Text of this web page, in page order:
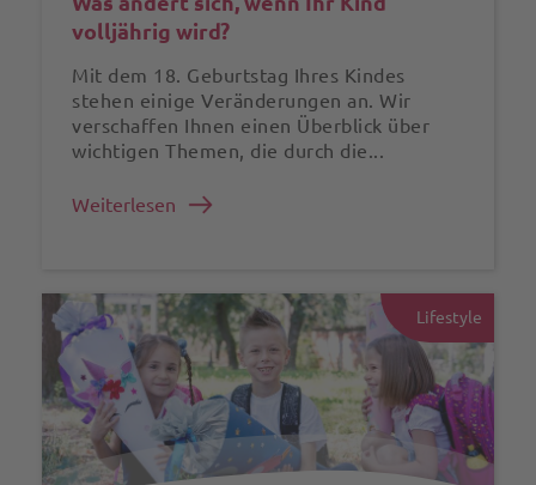
volljährig wird?
Mit dem 18. Geburtstag Ihres Kindes
stehen einige Veränderungen an. Wir
verschaffen Ihnen einen Überblick über
wichtigen Themen, die durch die...
Weiterlesen
Lifestyle